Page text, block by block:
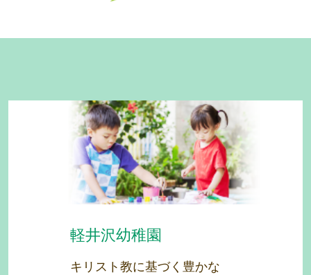
軽井沢幼稚園
キリスト教に基づく豊かな